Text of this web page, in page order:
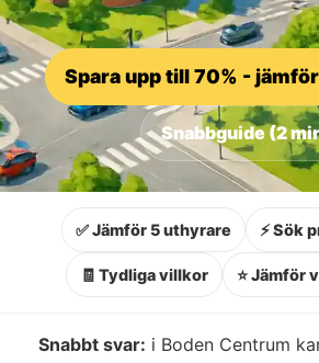
Spara upp till 70% -
Snabbguide (2
✅ Jämför 5 uthyrare ⚡ Sök
🧾 Tydliga villkor ⭐ Jämför
Snabbt svar: i Boden Centrum